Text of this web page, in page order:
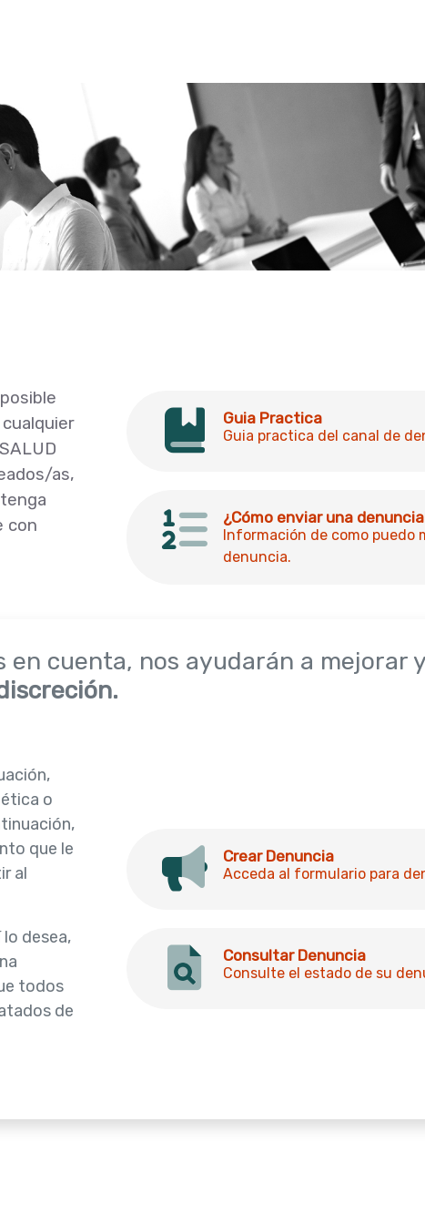
as,
con
Guia Practica
Guia practica del canal de
¿Cómo enviar una
Información de como puedo
denuncia.
en cuenta, nos ayudarán a mejorar
o
que le
al
desea,
todos
de
Crear Denuncia
Acceda al formulario para
Consultar Denuncia
Consulte el estado de su